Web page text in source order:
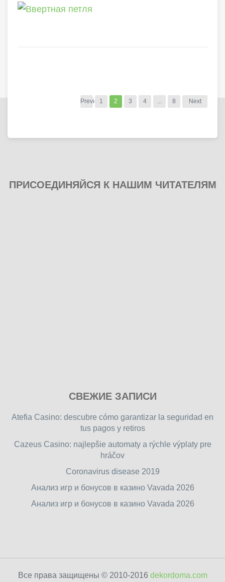
Previous1 2 3 4 8 Next
ПРИСОЕДИНЯЙСЯ К НАШИМ ЧИТАТЕЛЯМ
free
games
games.
СВЕЖИЕ ЗАПИСИ
Atefia Casino: descubre cómo garantizar la seguridad en
tus pagos y retiros
Cazeus Casino: najlepšie automaty a rýchle výplaty pre
hráčov
Coronavirus disease 2019
Анализ игр и бонусов в казино Vavada 2026
Анализ игр и бонусов в казино Vavada 2026
Все права защищены © 2010-2016 dekordoma.com